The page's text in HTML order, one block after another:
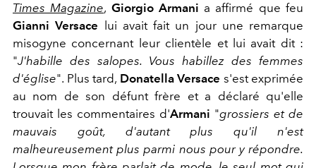
Times Magazine, Giorgio Armani a affirmé que feu
Gianni Versace lui avait fait un jour une remarque
misogyne concernant leur clientèle et lui avait dit :
"J'habille des salopes. Vous habillez des femmes
d'église". Plus tard, Donatella Versace s'est exprimée
au nom de son défunt frère et a déclaré qu'elle
trouvait les commentaires d'Armani "grossiers et de
mauvais goût, d'autant plus qu'il n'est
malheureusement plus parmi nous pour y répondre.